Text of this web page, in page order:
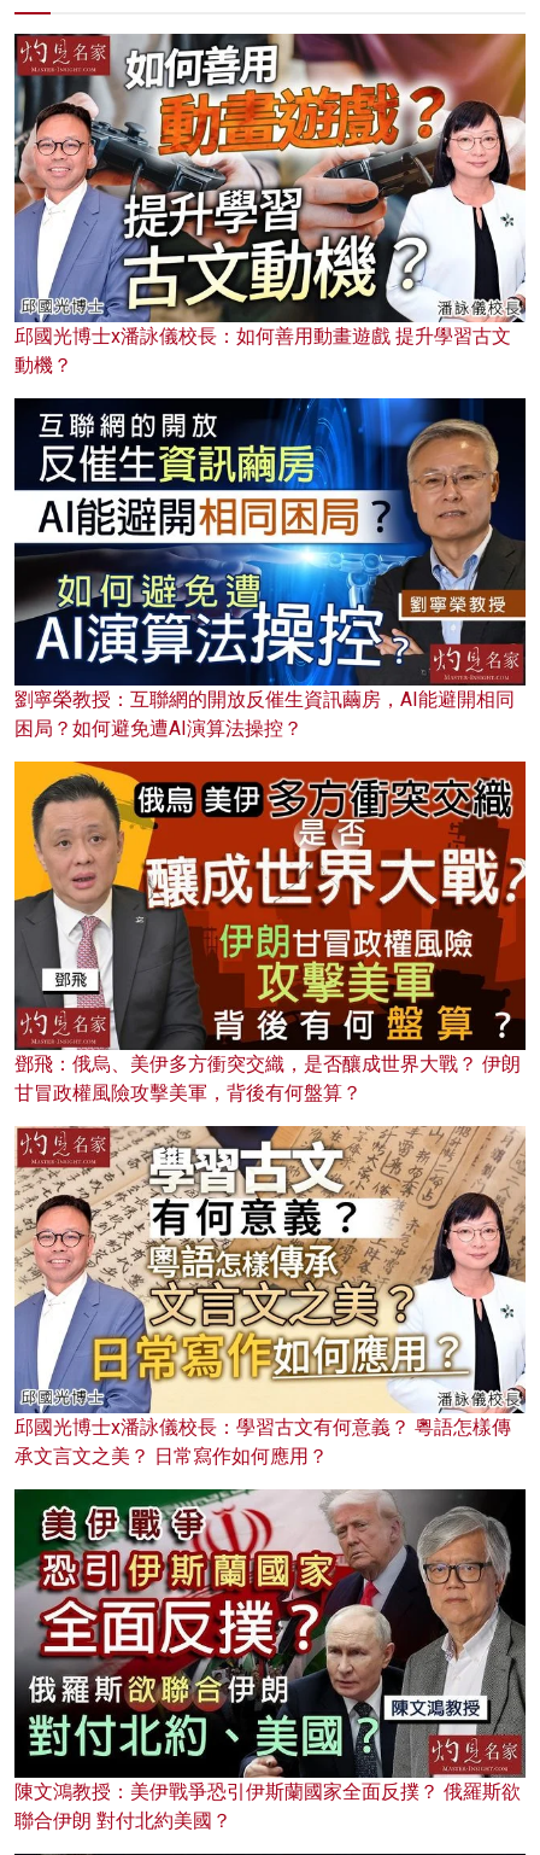
邱國光博士x潘詠儀校長：如何善用動畫遊戲 提升學習古文
動機？
劉寧榮教授：互聯網的開放反催生資訊繭房，AI能避開相同
困局？如何避免遭AI演算法操控？
鄧飛：俄烏、美伊多方衝突交織，是否釀成世界大戰？ 伊朗
甘冒政權風險攻擊美軍，背後有何盤算？
邱國光博士x潘詠儀校長：學習古文有何意義？ 粵語怎樣傳
承文言文之美？ 日常寫作如何應用？
陳文鴻教授：美伊戰爭恐引伊斯蘭國家全面反撲？ 俄羅斯欲
聯合伊朗 對付北約美國？